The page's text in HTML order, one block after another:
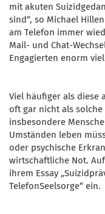
mit akuten
sind“, so Michael
am Telefon immer
Mail- und Chat-
Engagierten enorm viel
Viel häufiger als diese
oft gar nicht als
insbesondere
Umständen leben
oder psychische
wirtschaftliche Not.
ihrem Essay
TelefonSeelsorge“ ein.